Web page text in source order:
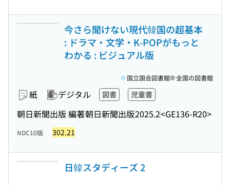
今さら聞けない現代韓国の超基本
: ドラマ・文学・K-POPがもっと
わかる : ビジュアル版
紙 デジタル 図書 児童書
朝日新聞出版 編著朝日新聞出版2025.2<GE136-R20>
国立国会図書館 全国の図書館
NDC10版 302.21
日韓スタディーズ 2